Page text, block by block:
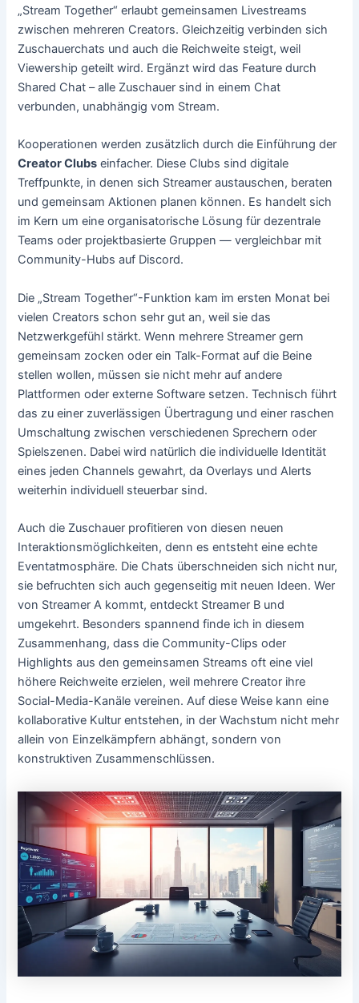
„Stream Together“ erlaubt gemeinsamen Livestreams
zwischen mehreren Creators. Gleichzeitig verbinden sich
Zuschauerchats und auch die Reichweite steigt, weil
Viewership geteilt wird. Ergänzt wird das Feature durch
Shared Chat – alle Zuschauer sind in einem Chat
verbunden, unabhängig vom Stream.
Kooperationen werden zusätzlich durch die Einführung der
Creator Clubs einfacher. Diese Clubs sind digitale
Treffpunkte, in denen sich Streamer austauschen, beraten
und gemeinsam Aktionen planen können. Es handelt sich
im Kern um eine organisatorische Lösung für dezentrale
Teams oder projektbasierte Gruppen — vergleichbar mit
Community-Hubs auf Discord.
Die „Stream Together“-Funktion kam im ersten Monat bei
vielen Creators schon sehr gut an, weil sie das
Netzwerkgefühl stärkt. Wenn mehrere Streamer gern
gemeinsam zocken oder ein Talk-Format auf die Beine
stellen wollen, müssen sie nicht mehr auf andere
Plattformen oder externe Software setzen. Technisch führt
das zu einer zuverlässigen Übertragung und einer raschen
Umschaltung zwischen verschiedenen Sprechern oder
Spielszenen. Dabei wird natürlich die individuelle Identität
eines jeden Channels gewahrt, da Overlays und Alerts
weiterhin individuell steuerbar sind.
Auch die Zuschauer profitieren von diesen neuen
Interaktionsmöglichkeiten, denn es entsteht eine echte
Eventatmosphäre. Die Chats überschneiden sich nicht nur,
sie befruchten sich auch gegenseitig mit neuen Ideen. Wer
von Streamer A kommt, entdeckt Streamer B und
umgekehrt. Besonders spannend finde ich in diesem
Zusammenhang, dass die Community-Clips oder
Highlights aus den gemeinsamen Streams oft eine viel
höhere Reichweite erzielen, weil mehrere Creator ihre
Social-Media-Kanäle vereinen. Auf diese Weise kann eine
kollaborative Kultur entstehen, in der Wachstum nicht mehr
allein von Einzelkämpfern abhängt, sondern von
konstruktiven Zusammenschlüssen.